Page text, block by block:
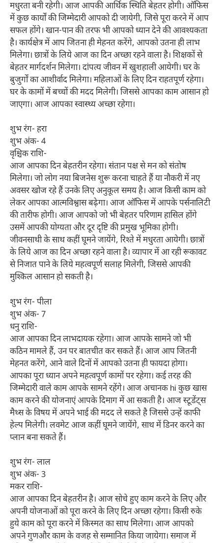
मधुरता बनी रहेगी। आज आपकी आर्थिक स्थिति बेहतर होगी। ऑफिस
में कुछ कार्यों की जिम्मेदारी आपको दी जायेगी, जिसे पूरा करने में आप
सफल होंगे। खान-पान की तरफ भी आपको ध्यान देने की आवश्यकता
है। कार्यक्षेत्र में आप जितना ही मेहनत करेंगे, आपको उतना ही लाभ
मिलेगा। छात्रों के लिये आज का दिन अच्छा रहने वाला है। शिक्षकों से
बेहतर मार्गदर्शन मिलेगा। दांपत्य जीवन में खुशहाली आयेगी। घर के
बुजुर्गों का आशीर्वाद मिलेगा। महिलाओं के लिए दिन राहतपूर्ण रहेगा।
घर के कामों में बच्चों की मदद मिलेगी। जिससे आपका काम आसान हो
जाएगा। आज आपका स्वास्थ्य अच्छा रहेगा।
शुभ रंग- हरा
शुभ अंक- 4
वृश्चिक राशि-
आज आपका दिन बेहतरीन रहेगा। संतान पक्ष से मन को संतोष
मिलेगा। जो लोग नया बिजनेस शुरू करना चाहते हैं या नौकरी में नए
अवसर खोज रहे हैं उनके लिए अनुकूल समय है। आज किसी काम को
लेकर आपका आत्मविश्वास बढ़ेगा। आज ऑफिस में आपके पर्सनालिटी
की तारीफ होगी। आज आपको जो भी बेहतर परिणाम हासिल होंगे
उसमें आपकी योग्यता और दूर दृष्टि की प्रमुख भूमिका होगी।
जीवनसाथी के साथ कहीं घूमने जायेंगे, रिश्ते में मधुरता आयेगी। छात्रों
के लिये आज का दिन अच्छा रहने वाला है। व्यापार में आ रही रूकावट
से निजात पाने के लिये महत्वपूर्ण सलाह मिलेगी, जिससे आपकी
मुश्किल आसान हो सकती है।
शुभ रंग- पीला
शुभ अंक- 7
धनु राशि-
आज आपका दिन लाभदायक रहेगा। आज आपके सामने जो भी
कठिन मामले हैं, उन पर बातचीत कर सकते हैं। आज आप जितनी
मेहनत करेंगे, आने वाले दिनों में आपको उतना ही फायदा होगा।
आपका पूरा ध्यान अपने महत्वपूर्ण कामों पर रहेगा। कई तरह की
जिम्मेदारी वाले काम आपके सामने रहेंगे। आज अचानक hi कुछ खास
काम करने की योजनाएं आपके दिमाग में आ सकती है। आज स्टूडेंट्स
मैथ्स के विषय में अपने भाई की मदद ले सकते है जिससे उन्हें काफी
हेल्प मिलेगी। लवमेट आज कहीं घूमने जायेंगे, साथ में डिनर करने का
प्लान बना सकते हैं।
शुभ रंग- लाल
शुभ अंक- 3
मकर राशि-
आज आपका दिन बेहतरीन है। आज सोचे हुए काम करने के लिए और
अपनी योजनाओं को पूरा करने के लिए दिन अच्छा रहेगा। किसी रुके
हुये काम को पूरा करने में किस्मत का साथ मिलेगा। आज आपको
अपने गुणऔर काम के वजह से सम्मानित किया जायेगा। समाज में